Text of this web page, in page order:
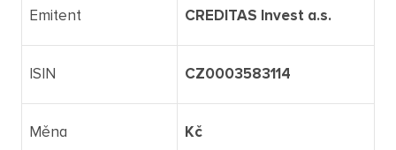
Emitent CREDITAS Invest a.s.
ISIN CZ0003583114
Měna Kč